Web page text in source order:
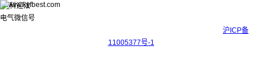
www.kyfbest.com
沪ICP备
11005377号-1